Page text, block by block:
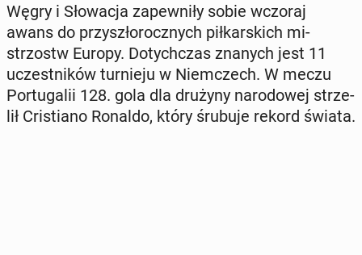
Węgry i Sło­wa­cja za­pew­ni­ły sobie wczoraj
awans do przy­szło­rocz­nych pił­kar­skich mi­
strzostw Europy. Do­tych­czas znanych jest 11
uczest­ni­ków tur­nie­ju w Niem­czech. W meczu
Por­tu­ga­lii 128. gola dla drużyny na­ro­do­wej strze­
lił Cri­stia­no Ronaldo, który śrubuje rekord świata.